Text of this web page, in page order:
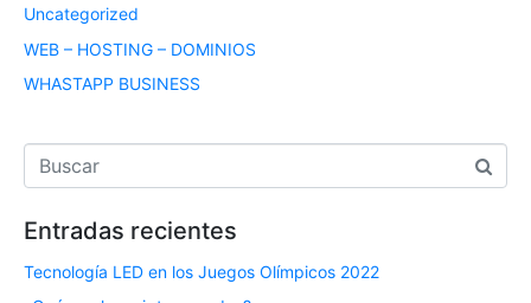
Uncategorized
WEB – HOSTING – DOMINIOS
WHASTAPP BUSINESS
Entradas recientes
Tecnología LED en los Juegos Olímpicos 2022